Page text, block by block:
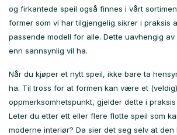
og firkantede speil også finnes i vårt
former som vi har tilgjengelig sikrer i praksis
passende modell for alle. Dette uavhengig
enn sannsynlig vil ha.
Når du kjøper et nytt speil, ikke bare ta
ha. Til tross for at formen kan være et
oppmerksomhetspunkt, gjelder dette i
Leter du etter ett eller flere flotte speil som
moderne interiør? Da sier det seg selv at den